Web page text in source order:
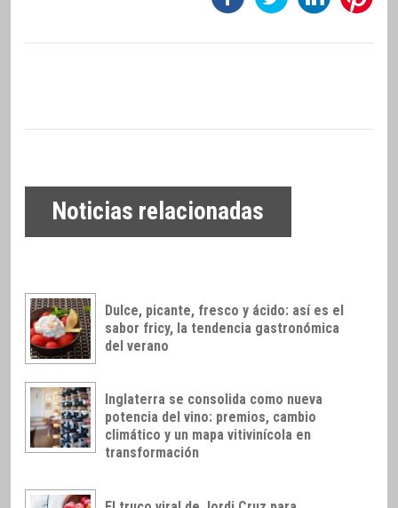
Noticias relacionadas
Dulce, picante, fresco y ácido: así es el
sabor fricy, la tendencia gastronómica
del verano
Inglaterra se consolida como nueva
potencia del vino: premios, cambio
climático y un mapa vitivinícola en
transformación